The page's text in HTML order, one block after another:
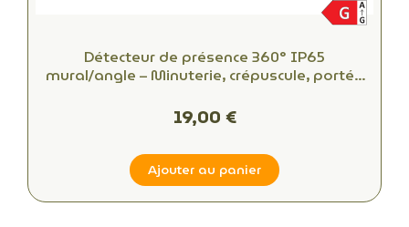
Détecteur de présence 360° IP65
mural/angle – Minuterie, crépuscule, portée
19,00 €
Ajouter au panier